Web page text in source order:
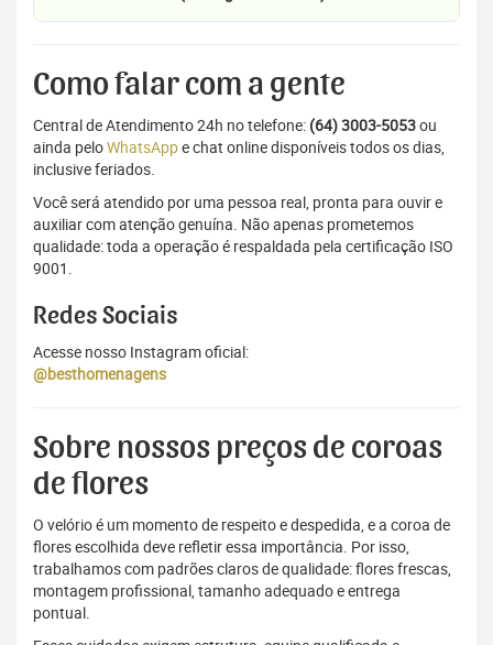
Como falar com a gente
Central de Atendimento 24h no telefone: (64) 3003-5053ou
ainda peloWhatsAppe chat online disponíveis todos os dias,
inclusive feriados.
Você será atendido por uma pessoa real, pronta para ouvir e
auxiliar com atenção genuína. Não apenas prometemos
qualidade: toda a operação é respaldada pela certificação ISO
9001.
Redes Sociais
Acesse nosso Instagram oficial:
@besthomenagens
Sobre nossos preços de coroas
de flores
O velório é um momento de respeito e despedida, e a coroa de
flores escolhida deve refletir essa importância. Por isso,
trabalhamos com padrões claros de qualidade: flores frescas,
montagem profissional, tamanho adequado e entrega
pontual.